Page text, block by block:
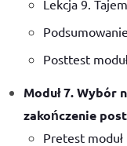
Lekcja 9.
Posttest
Moduł 7.
zakończenie
Pretest moduł